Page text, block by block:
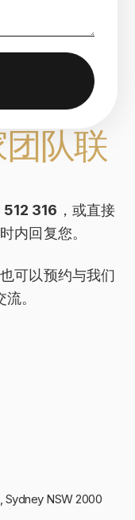
队联
316 ，或直接
内回复您。
可以预约与我们
。
Sydney NSW 2000